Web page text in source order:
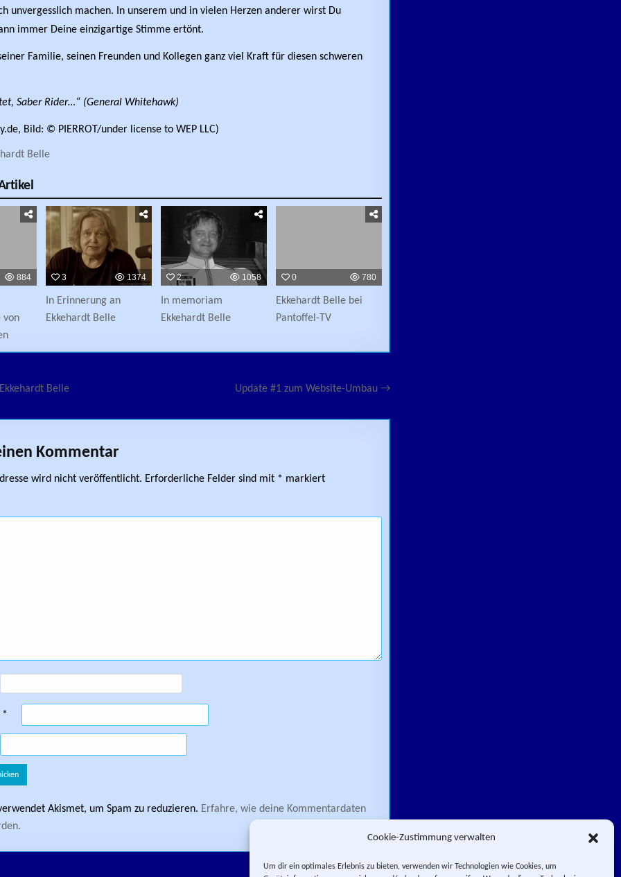
Cookie-Zustimmung verwalten
Um dir ein optimales Erlebnis zu bieten, verwenden wir Technologien wie Cookies, um
unvergesslich machen. In unserem und in vielen Herzen anderer wirst Du
immer Deine einzigartige Stimme ertönt.
Familie, seinen Freunden und Kollegen ganz viel Kraft für diesen schweren
Saber Rider…“ (General Whitehawk)
Bild: © PIERROT/under license to WEP LLC)
Belle
884
von
3 1374
In Erinnerung an
Ekkehardt Belle
2 1058
In memoriam
Ekkehardt Belle
0 780
Ekkehardt Belle bei
Pantoffel-TV
Update #1 zum Website-Umbau →
Belle
Kommentar
wird nicht veröffentlicht. Erforderliche Felder sind mit * markiert
*
Akismet, um Spam zu reduzieren. Erfahre, wie deine Kommentardaten